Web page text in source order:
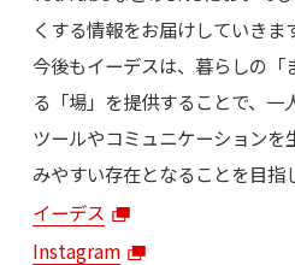
くする情報をお届けしていきま
今後もイーデスは、暮らしの「
る「場」を提供することで、一
ツールやコミュニケーションを
みやすい存在となることを目指
イーデス
Instagram